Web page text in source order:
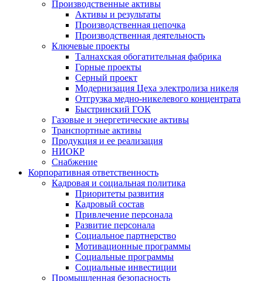
Производственные активы
Активы и результаты
Производственная цепочка
Производственная деятельность
Ключевые проекты
Талнахская обогатительная фабрика
Горные проекты
Серный проект
Модернизация Цеха электролиза никеля
Отгрузка медно-никелевого концентрата
Быстринский ГОК
Газовые и энергетические активы
Транспортные активы
Продукция и ее реализация
НИОКР
Снабжение
Корпоративная ответственность
Кадровая и социальная политика
Приоритеты развития
Кадровый состав
Привлечение персонала
Развитие персонала
Социальное партнерство
Мотивационные программы
Социальные программы
Социальные инвестиции
Промышленная безопасность